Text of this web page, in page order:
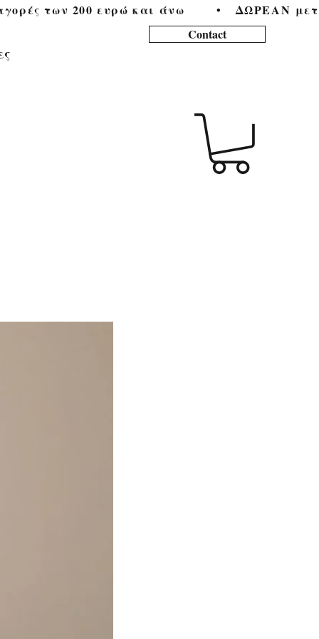
των 200 ευρώ και άνω        •
Contact